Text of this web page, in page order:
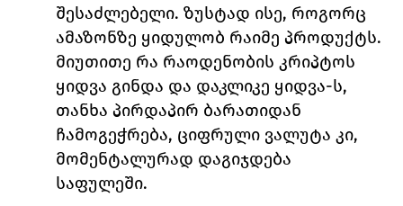
შესაძლებელი. ზუსტად ისე, როგორც
ამაზონზე ყიდულობ რაიმე პროდუქტს.
მიუთითე რა რაოდენობის კრიპტოს
ყიდვა გინდა და დაკლიკე ყიდვა-ს,
თანხა პირდაპირ ბარათიდან
ჩამოგეჭრება, ციფრული ვალუტა კი,
მომენტალურად დაგიჯდება
საფულეში.